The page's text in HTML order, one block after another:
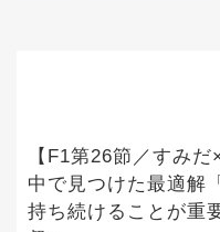
【F1第26節／すみ
中で見つけた最適解
持ち続けることが重